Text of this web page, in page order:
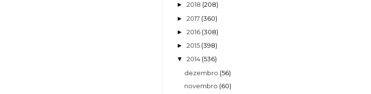
► 2018 (208)
► 2017 (360)
► 2016 (308)
► 2015 (398)
▼ 2014 (536)
dezembro (56)
novembro (60)